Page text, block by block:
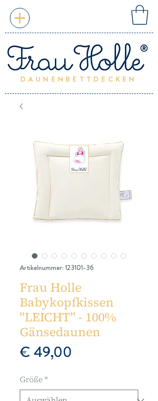
DAUNENBETTDECKEN
Artikelnummer: 123101-36
Frau Holle
Babykopfkissen
''LEICHT'' - 100%
Gänsedaunen
€ 49,00
Größe*